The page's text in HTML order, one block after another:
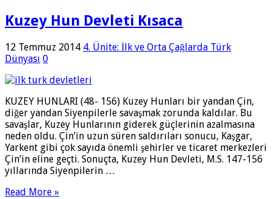
Kuzey Hun Devleti Kısaca
12 Temmuz 2014 4. Ünite: İlk ve Orta Çağlarda Türk
Dünyası 0
KUZEY HUNLARI (48- 156) Kuzey Hunları bir yandan Çin,
diğer yandan Siyenpilerle savaşmak zorunda kaldılar. Bu
savaşlar, Kuzey Hunlarının giderek güçlerinin azalmasına
neden oldu. Çin’in uzun süren saldırıları sonucu, Kaşgar,
Yarkent gibi çok sayıda önemli şehirler ve ticaret merkezleri
Çin’in eline geçti. Sonuçta, Kuzey Hun Devleti, M.S. 147-156
yıllarında Siyenpilerin …
Read More »